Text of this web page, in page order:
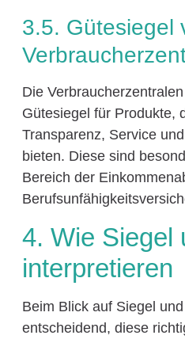
3.5. Gütesiegel
Die
Gütesiegel für Produkte,
Transparenz, Service
bieten. Diese sind
Bereich der
4. Wie Siegel
interpretieren
Beim Blick auf Siegel
entscheidend, diese